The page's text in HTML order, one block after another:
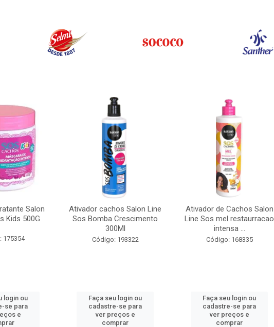
Salon
Kids 500G
175354
login ou
se para
e
Ativador cachos Salon Line
Sos Bomba Crescimento
300Ml
Código: 193322
Faça seu login ou
cadastre-se para
ver preços e
comprar
Ativador de Cachos Salon
Line Sos mel restaurracao
intensa ...
Código: 168335
Faça seu login ou
cadastre-se para
ver preços e
comprar